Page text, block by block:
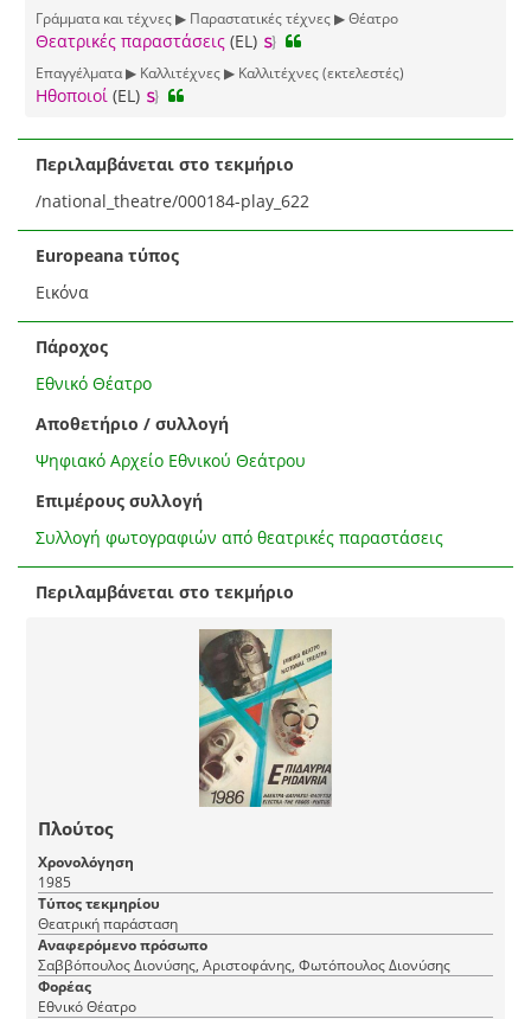
Γράμματα και τέχνες ▶ Παραστατικές τέχνες ▶ Θέατρο
Θεατρικές παραστάσεις (EL)
Επαγγέλματα ▶ Καλλιτέχνες ▶ Καλλιτέχνες (εκτελεστές)
Ηθοποιοί (EL)
Περιλαμβάνεται στο τεκμήριο
/national_theatre/000184-play_622
Europeana τύπος
Εικόνα
Πάροχος
Εθνικό Θέατρο
Αποθετήριο / συλλογή
Ψηφιακό Αρχείο Εθνικού Θεάτρου
Επιμέρους συλλογή
Συλλογή φωτογραφιών από θεατρικές παραστάσεις
Περιλαμβάνεται στο τεκμήριο
Πλούτος
Χρονολόγηση
1985
Τύπος τεκμηρίου
Θεατρική παράσταση
Αναφερόμενο πρόσωπο
Σαββόπουλος Διονύσης, Αριστοφάνης, Φωτόπουλος Διονύσης
Φορέας
Εθνικό Θέατρο